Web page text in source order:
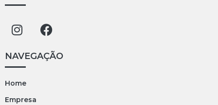
NAVEGAÇÃO
Home
Empresa